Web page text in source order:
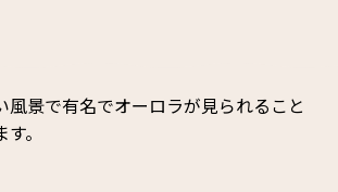
風景で有名でオーロラが見られること
。